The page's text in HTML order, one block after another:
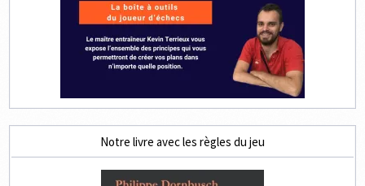
Notre livre avec les règles du jeu